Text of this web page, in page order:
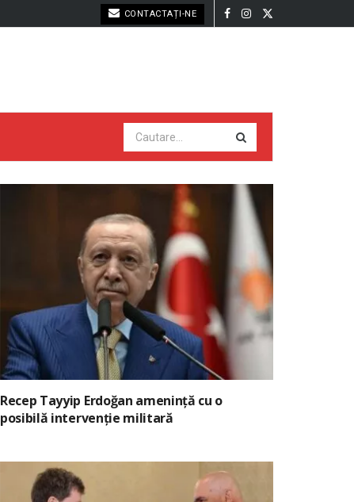
CONTACTAȚI-NE
Recep Tayyip Erdoğan amenință cu o
posibilă intervenție militară